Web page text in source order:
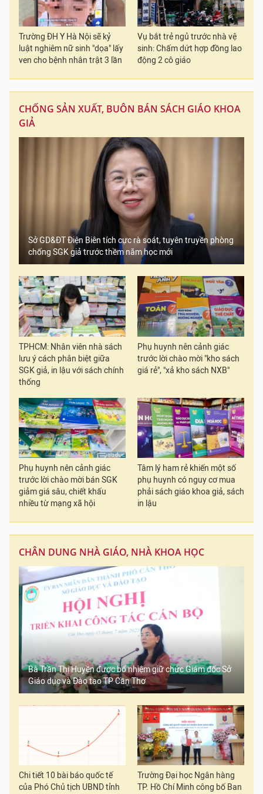
Trường ĐH Y Hà Nội sẽ kỷ
luật nghiêm nữ sinh "dọa" lấy
ven cho bệnh nhân trật 3 lần
Vụ bắt trẻ ngủ trước nhà vệ
sinh: Chấm dứt hợp đồng lao
động 2 cô giáo
CHỐNG SẢN XUẤT, BUÔN BÁN SÁCH GIÁO KHOA
GIẢ
Sở GD&ĐT Điện Biên tích cực rà soát, tuyên truyền phòng
chống SGK giả trước thềm năm học mới
TPHCM: Nhân viên nhà sách
lưu ý cách phân biệt giữa
SGK giả, in lậu với sách chính
thống
Phụ huynh nên cảnh giác
trước lời chào mời "kho sách
giá rẻ", "xả kho sách NXB"
Phụ huynh nên cảnh giác
trước lời chào mời bán SGK
giảm giá sâu, chiết khấu
nhiều từ mạng xã hội
Tâm lý ham rẻ khiến một số
phụ huynh có nguy cơ mua
phải sách giáo khoa giả, sách
in lậu
CHÂN DUNG NHÀ GIÁO, NHÀ KHOA HỌC
Bà Trần Thị Huyền được bổ nhiệm giữ chức Giám đốc Sở
Giáo dục và Đào tạo TP Cần Thơ
Chi tiết 10 bài báo quốc tế
của Phó Chủ tịch UBND tỉnh
Trường Đại học Ngân hàng
TP. Hồ Chí Minh công bố Ban